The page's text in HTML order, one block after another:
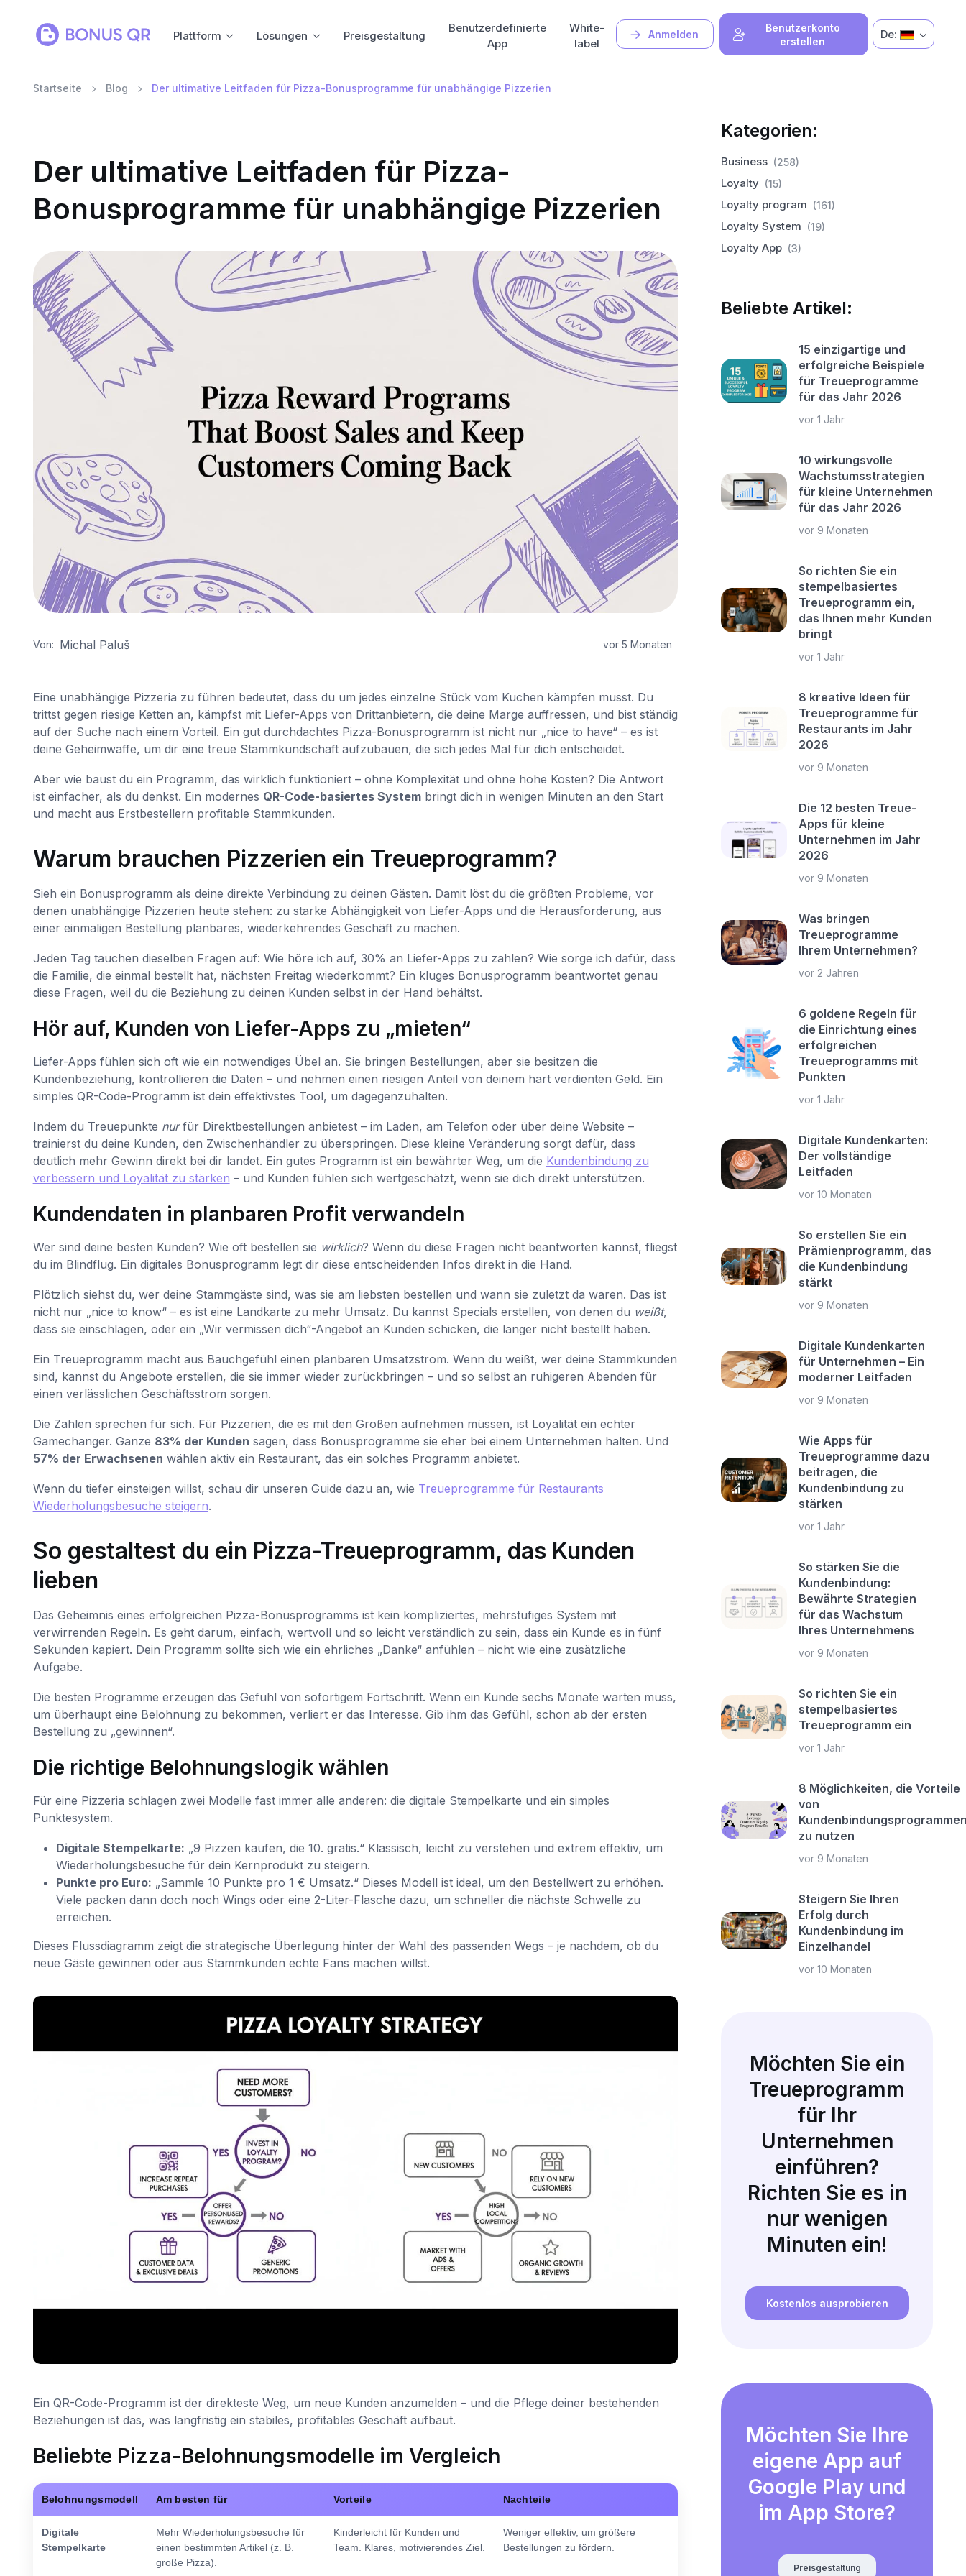
Anmelden
Benutzerkonto
erstellen
Plattform Lösungen Preisgestaltung
Benutzerdefinierte
App
White-
label
De:
Startseite Blog Der ultimative Leitfaden für Pizza-Bonusprogramme für unabhängige Pizzerien
Der ultimative Leitfaden für Pizza-
Bonusprogramme für unabhängige Pizzerien
Von: Michal Paluš vor 5 Monaten
Eine unabhängige Pizzeria zu führen bedeutet, dass du um jedes einzelne Stück vom Kuchen kämpfen musst. Du
trittst gegen riesige Ketten an, kämpfst mit Liefer-Apps von Drittanbietern, die deine Marge auffressen, und bist ständig
auf der Suche nach einem Vorteil. Ein gut durchdachtes Pizza-Bonusprogramm ist nicht nur „nice to have“ – es ist
deine Geheimwaffe, um dir eine treue Stammkundschaft aufzubauen, die sich jedes Mal für dich entscheidet.
Aber wie baust du ein Programm, das wirklich funktioniert – ohne Komplexität und ohne hohe Kosten? Die Antwort
ist einfacher, als du denkst. Ein modernes QR-Code-basiertes Systembringt dich in wenigen Minuten an den Start
und macht aus Erstbestellern profitable Stammkunden.
Warum brauchen Pizzerien ein Treueprogramm?
Sieh ein Bonusprogramm als deine direkte Verbindung zu deinen Gästen. Damit löst du die größten Probleme, vor
denen unabhängige Pizzerien heute stehen: zu starke Abhängigkeit von Liefer-Apps und die Herausforderung, aus
einer einmaligen Bestellung planbares, wiederkehrendes Geschäft zu machen.
Jeden Tag tauchen dieselben Fragen auf: Wie höre ich auf, 30% an Liefer-Apps zu zahlen? Wie sorge ich dafür, dass
die Familie, die einmal bestellt hat, nächsten Freitag wiederkommt? Ein kluges Bonusprogramm beantwortet genau
diese Fragen, weil du die Beziehung zu deinen Kunden selbst in der Hand behältst.
Hör auf, Kunden von Liefer-Apps zu „mieten“
Liefer-Apps fühlen sich oft wie ein notwendiges Übel an. Sie bringen Bestellungen, aber sie besitzen die
Kundenbeziehung, kontrollieren die Daten – und nehmen einen riesigen Anteil von deinem hart verdienten Geld. Ein
simples QR-Code-Programm ist dein effektivstes Tool, um dagegenzuhalten.
Indem du Treuepunkte nurfür Direktbestellungen anbietest – im Laden, am Telefon oder über deine Website –
trainierst du deine Kunden, den Zwischenhändler zu überspringen. Diese kleine Veränderung sorgt dafür, dass
deutlich mehr Gewinn direkt bei dir landet. Ein gutes Programm ist ein bewährter Weg, um die Kundenbindung zu
verbessern und Loyalität zu stärken – und Kunden fühlen sich wertgeschätzt, wenn sie dich direkt unterstützen.
Kundendaten in planbaren Profit verwandeln
Wer sind deine besten Kunden? Wie oft bestellen sie wirklich? Wenn du diese Fragen nicht beantworten kannst, fliegst
du im Blindflug. Ein digitales Bonusprogramm legt dir diese entscheidenden Infos direkt in die Hand.
Plötzlich siehst du, wer deine Stammgäste sind, was sie am liebsten bestellen und wann sie zuletzt da waren. Das ist
nicht nur „nice to know“ – es ist eine Landkarte zu mehr Umsatz. Du kannst Specials erstellen, von denen du weißt,
dass sie einschlagen, oder ein „Wir vermissen dich“-Angebot an Kunden schicken, die länger nicht bestellt haben.
Ein Treueprogramm macht aus Bauchgefühl einen planbaren Umsatzstrom. Wenn du weißt, wer deine Stammkunden
sind, kannst du Angebote erstellen, die sie immer wieder zurückbringen – und so selbst an ruhigeren Abenden für
einen verlässlichen Geschäftsstrom sorgen.
Die Zahlen sprechen für sich. Für Pizzerien, die es mit den Großen aufnehmen müssen, ist Loyalität ein echter
Gamechanger. Ganze 83% der Kunden sagen, dass Bonusprogramme sie eher bei einem Unternehmen halten. Und
57% der Erwachsenen wählen aktiv ein Restaurant, das ein solches Programm anbietet.
Wenn du tiefer einsteigen willst, schau dir unseren Guide dazu an, wie Treueprogramme für Restaurants
Wiederholungsbesuche steigern.
So gestaltest du ein Pizza-Treueprogramm, das Kunden
lieben
Das Geheimnis eines erfolgreichen Pizza-Bonusprogramms ist kein kompliziertes, mehrstufiges System mit
verwirrenden Regeln. Es geht darum, einfach, wertvoll und so leicht verständlich zu sein, dass ein Kunde es in fünf
Sekunden kapiert. Dein Programm sollte sich wie ein ehrliches „Danke“ anfühlen – nicht wie eine zusätzliche
Aufgabe.
Die besten Programme erzeugen das Gefühl von sofortigem Fortschritt. Wenn ein Kunde sechs Monate warten muss,
um überhaupt eine Belohnung zu bekommen, verliert er das Interesse. Gib ihm das Gefühl, schon ab der ersten
Bestellung zu „gewinnen“.
Die richtige Belohnungslogik wählen
Für eine Pizzeria schlagen zwei Modelle fast immer alle anderen: die digitale Stempelkarte und ein simples
Punktesystem.
Digitale Stempelkarte: „9 Pizzen kaufen, die 10. gratis.“ Klassisch, leicht zu verstehen und extrem effektiv, um
Wiederholungsbesuche für dein Kernprodukt zu steigern.
Punkte pro Euro: „Sammle 10 Punkte pro 1 € Umsatz.“ Dieses Modell ist ideal, um den Bestellwert zu erhöhen.
Viele packen dann doch noch Wings oder eine 2-Liter-Flasche dazu, um schneller die nächste Schwelle zu
erreichen.
Dieses Flussdiagramm zeigt die strategische Überlegung hinter der Wahl des passenden Wegs – je nachdem, ob du
neue Gäste gewinnen oder aus Stammkunden echte Fans machen willst.
Ein QR-Code-Programm ist der direkteste Weg, um neue Kunden anzumelden – und die Pflege deiner bestehenden
Beziehungen ist das, was langfristig ein stabiles, profitables Geschäft aufbaut.
Beliebte Pizza-Belohnungsmodelle im Vergleich
Belohnungsmodell Am besten für Vorteile Nachteile
Digitale
Stempelkarte
Mehr Wiederholungsbesuche für
einen bestimmten Artikel (z. B.
große Pizza).
Kinderleicht für Kunden und
Team. Klares, motivierendes Ziel.
Weniger effektiv, um größere
Bestellungen zu fördern.
Kategorien:
Business (258)
Loyalty (15)
Loyalty program (161)
Loyalty System (19)
Loyalty App (3)
Beliebte Artikel:
15 einzigartige und
erfolgreiche Beispiele
für Treueprogramme
für das Jahr 2026
vor 1 Jahr
10 wirkungsvolle
Wachstumsstrategien
für kleine Unternehmen
für das Jahr 2026
vor 9 Monaten
So richten Sie ein
stempelbasiertes
Treueprogramm ein,
das Ihnen mehr Kunden
bringt
vor 1 Jahr
8 kreative Ideen für
Treueprogramme für
Restaurants im Jahr
2026
vor 9 Monaten
Die 12 besten Treue-
Apps für kleine
Unternehmen im Jahr
2026
vor 9 Monaten
Was bringen
Treueprogramme
Ihrem Unternehmen?
vor 2 Jahren
6 goldene Regeln für
die Einrichtung eines
erfolgreichen
Treueprogramms mit
Punkten
vor 1 Jahr
Digitale Kundenkarten:
Der vollständige
Leitfaden
vor 10 Monaten
So erstellen Sie ein
Prämienprogramm, das
die Kundenbindung
stärkt
vor 9 Monaten
Digitale Kundenkarten
für Unternehmen – Ein
moderner Leitfaden
vor 9 Monaten
Wie Apps für
Treueprogramme dazu
beitragen, die
Kundenbindung zu
stärken
vor 1 Jahr
So stärken Sie die
Kundenbindung:
Bewährte Strategien
für das Wachstum
Ihres Unternehmens
vor 9 Monaten
So richten Sie ein
stempelbasiertes
Treueprogramm ein
vor 1 Jahr
8 Möglichkeiten, die Vorteile
von
zu nutzen
vor 9 Monaten
Steigern Sie Ihren
Erfolg durch
Kundenbindung im
Einzelhandel
vor 10 Monaten
Möchten Sie ein
Treueprogramm
für Ihr
Unternehmen
einführen?
Richten Sie es in
nur wenigen
Minuten ein!
Kostenlos ausprobieren
Möchten Sie Ihre
eigene App auf
Google Play und
im App Store?
Preisgestaltung